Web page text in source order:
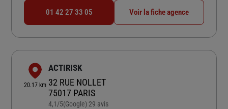
01 42 27 33 05 Voir la fiche agence
20.17 km
ACTIRISK
32 RUE NOLLET
75017 PARIS
4,1/5Note de 4.1 sur 5
(Google) 29 avis